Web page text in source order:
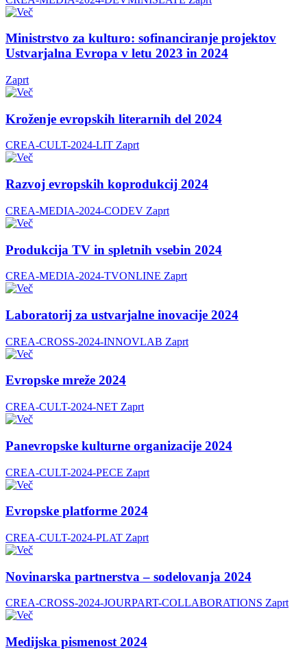
Ministrstvo za kulturo: sofinanciranje projektov
Ustvarjalna Evropa v letu 2023 in 2024
Zaprt
Kroženje evropskih literarnih del 2024
CREA-CULT-2024-LIT Zaprt
Razvoj evropskih koprodukcij 2024
CREA-MEDIA-2024-CODEV Zaprt
Produkcija TV in spletnih vsebin 2024
CREA-MEDIA-2024-TVONLINE Zaprt
Laboratorij za ustvarjalne inovacije 2024
CREA-CROSS-2024-INNOVLAB Zaprt
Evropske mreže 2024
CREA-CULT-2024-NET Zaprt
Panevropske kulturne organizacije 2024
CREA-CULT-2024-PECE Zaprt
Evropske platforme 2024
CREA-CULT-2024-PLAT Zaprt
Novinarska partnerstva – sodelovanja 2024
CREA-CROSS-2024-JOURPART-COLLABORATIONS Zaprt
Medijska pismenost 2024